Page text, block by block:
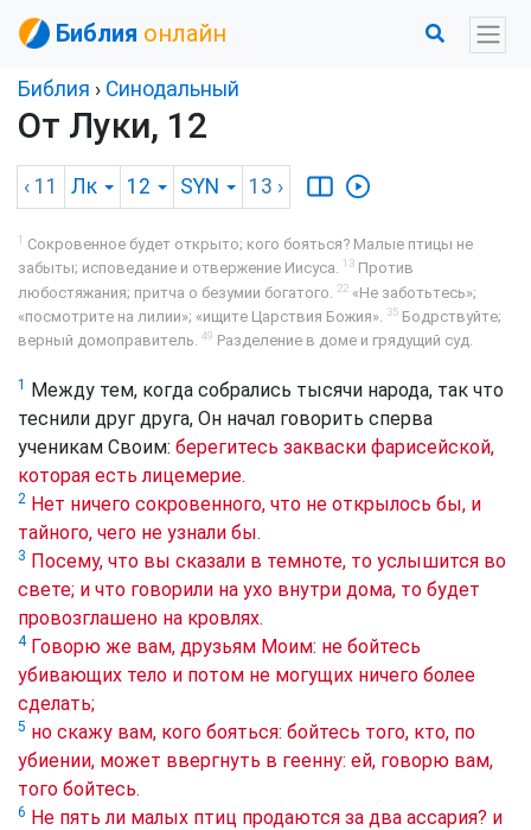
Библия онлайн
Библия › Синодальный
От Луки, 12
‹ 11 Лк 12 SYN 13 ›
1 Сокровенное будет открыто; кого бояться? Малые птицы не
забыты; исповедание и отвержение Иисуса. 13 Против
любостяжания; притча о безумии богатого.
22 «Не заботьтесь»;
«посмотрите на лилии»; «ищите Царствия Божия». 35 Бодрствуйте;
верный домоправитель. 49 Разделение в доме и грядущий суд.
1 Между тем, когда собрались тысячи народа, так что
теснили друг друга, Он начал говорить сперва
ученикам Своим: берегитесь закваски фарисейской,
которая есть лицемерие.
2 Нет ничего сокровенного, что не открылось бы, и
тайного, чего не узнали бы.
3 Посему, что вы сказали в темноте, то услышится во
свете; и что говорили на ухо внутри дома, то будет
провозглашено на кровлях.
4 Говорю же вам, друзьям Моим: не бойтесь
убивающих тело и потом не могущих ничего более
сделать;
5 но скажу вам, кого бояться: бойтесь того, кто, по
убиении, может ввергнуть в геенну: ей, говорю вам,
того бойтесь.
6 Не пять ли малых птиц продаются за два ассария? и